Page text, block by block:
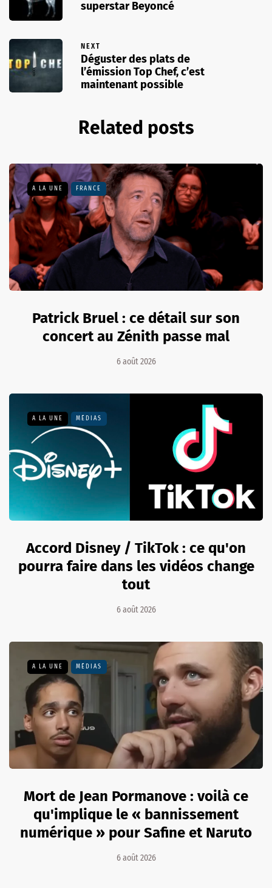
superstar Beyoncé
NEXT
Déguster des plats de
l’émission Top Chef, c’est
maintenant possible
Related posts
A LA UNE FRANCE
Patrick Bruel : ce détail sur son
concert au Zénith passe mal
6 août 2026
A LA UNE MÉDIAS
Accord Disney / TikTok : ce qu'on
pourra faire dans les vidéos change
tout
6 août 2026
A LA UNE MÉDIAS
Mort de Jean Pormanove : voilà ce
qu'implique le « bannissement
numérique » pour Safine et Naruto
6 août 2026